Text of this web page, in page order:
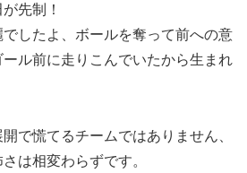
先制！
したよ、ボールを奪って前への意
ル前に走りこんでいたから生まれ
で慌てるチームではありません、
は相変わらずです。